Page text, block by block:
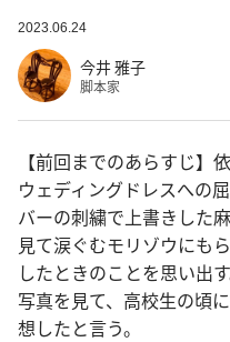
2023.06.24
今井 雅子
脚本家
【前回までのあらすじ】
ウェディングドレスへの
バーの刺繍で上書きした
見て涙ぐむモリゾウにも
したときのことを思い出
写真を見て、高校生の頃
想したと言う。